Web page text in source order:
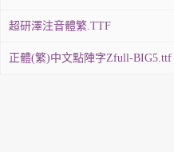
超研澤注音體繁.TTF
正體(繁)中文點陣字Zfull-BIG5.ttf